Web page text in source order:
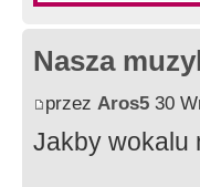
Nasza
przez Aros5 30
Jakby wokalu